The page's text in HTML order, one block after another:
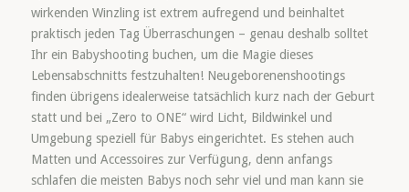
wirkenden Winzling ist extrem aufregend und beinhaltet
praktisch jeden Tag Überraschungen – genau deshalb solltet
Ihr ein Babyshooting buchen, um die Magie dieses
Lebensabschnitts festzuhalten! Neugeborenenshootings
finden übrigens idealerweise tatsächlich kurz nach der Geburt
statt und bei „Zero to ONE“ wird Licht, Bildwinkel und
Umgebung speziell für Babys eingerichtet. Es stehen auch
Matten und Accessoires zur Verfügung, denn anfangs
schlafen die meisten Babys noch sehr viel und man kann sie